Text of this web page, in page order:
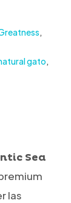
,
gato,
Sea
las